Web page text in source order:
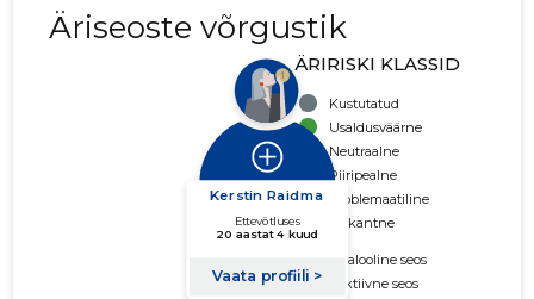
Äriseoste võrgustik
ÄRIRISKI KLASSID
Kustutatud
Usaldusväärne
Neutraalne
Piiripealne
Problemaatiline
Riskantne
Ajalooline seos
Aktiivne seos